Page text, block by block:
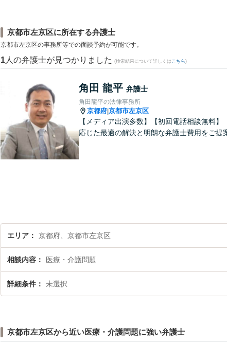
京都市左京区に所在する弁護士
京都市左京区の事務所等での面談予約が可能です。
1 人の弁護士が見つかりました (検索結果について詳しくは こちら)
角田 龍平 弁護士
角田龍平の法律事務所
京都府|京都市左京区
【メディア出演多数】【初回電話相談無料
応じた最適の解決と明朗な弁護士費用をご提
エリア 京都府、京都市左京区
相談内容 医療・介護問題
詳細条件 未選択
京都市左京区から近い医療・介護問題に強い弁護士